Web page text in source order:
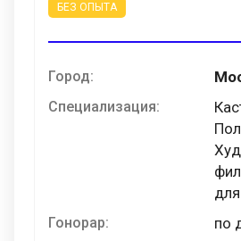
БЕЗ ОПЫТА
Город:
Специализация:
Гонорар: по